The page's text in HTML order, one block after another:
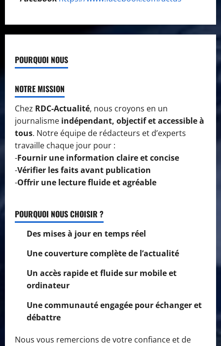
POURQUOI NOUS
NOTRE MISSION
Chez RDC-Actualité, nous croyons en un
journalisme indépendant, objectif et accessible à
tous. Notre équipe de rédacteurs et d’experts
travaille chaque jour pour :
-Fournir une information claire et concise
-Vérifier les faits avant publication
-Offrir une lecture fluide et agréable
POURQUOI NOUS CHOISIR ?
Des mises à jour en temps réel
Une couverture complète de l’actualité
Un accès rapide et fluide sur mobile et
ordinateur
Une communauté engagée pour échanger et
débattre
Nous vous remercions de votre confiance et de